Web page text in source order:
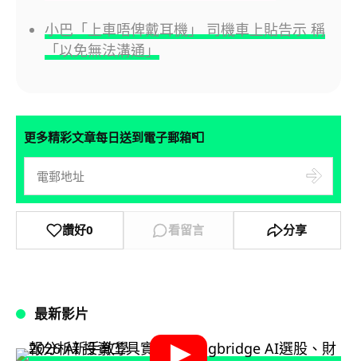
小巴「上車唔俾戴耳機」 司機車上貼告示 稱
「以免無法溝通」
更多精彩文章每日送到電子郵箱📮
讚好0 看留言 分享
最新影片